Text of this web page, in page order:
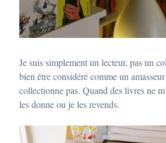
Je suis simplement un lecteur, pas un
bien être considéré comme un
collectionne pas. Quand des livres ne
les donne ou je les revends.